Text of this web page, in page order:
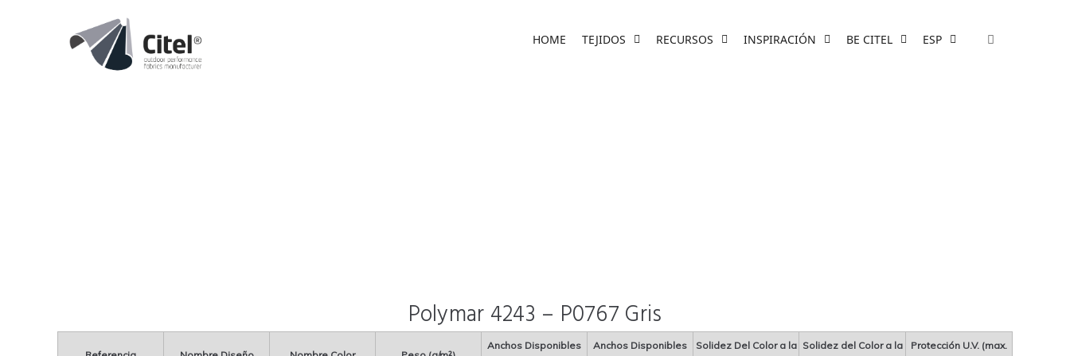
HOME TEJIDOS RECURSOS INSPIRACIÓN BE CITEL ESP
Polymar 4243 – P0767 Gris
Anchos Disponibles Anchos Disponibles Solidez Del Color a la Solidez del Color a la Protección U.V. (max.